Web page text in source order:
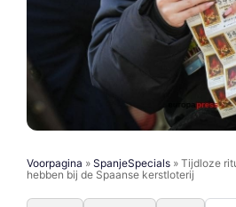
Voorpagina » SpanjeSpecials » Tijdloze
hebben bij de Spaanse kerstloterij